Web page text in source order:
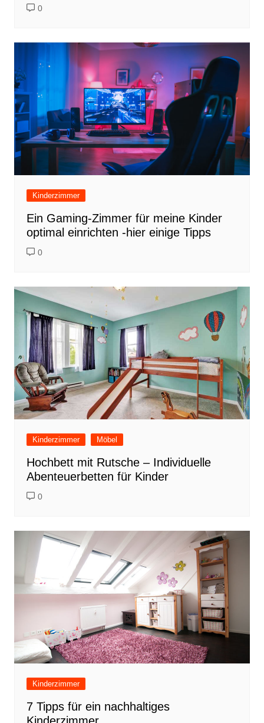
0
Kinderzimmer
Ein Gaming-Zimmer für meine Kinder
optimal einrichten -hier einige Tipps
0
Kinderzimmer Möbel
Hochbett mit Rutsche – Individuelle
Abenteuerbetten für Kinder
0
Kinderzimmer
7 Tipps für ein nachhaltiges